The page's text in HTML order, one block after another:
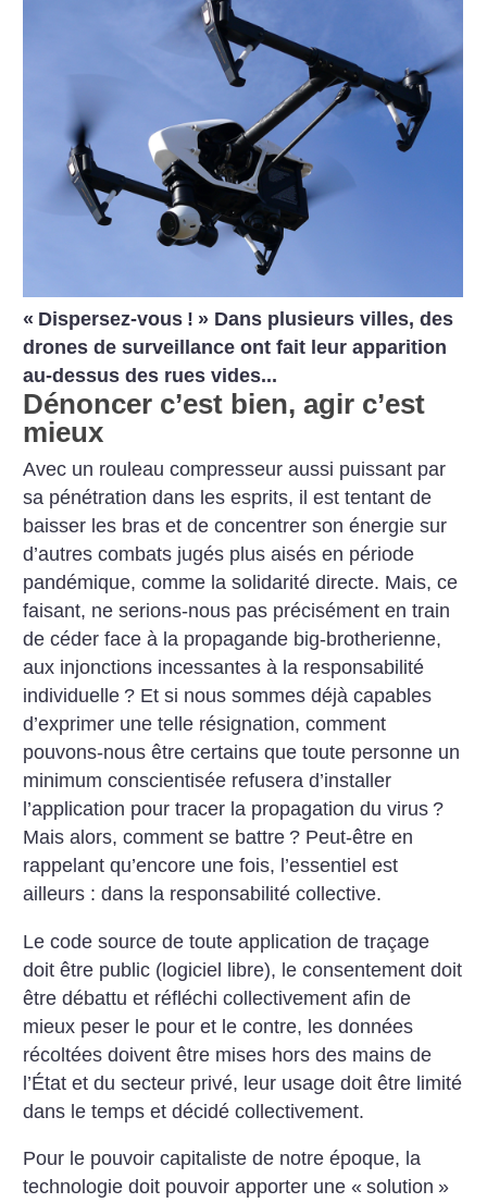
« Dispersez-vous ! » Dans plusieurs villes, des
drones de surveillance ont fait leur apparition
au-dessus des rues vides...
Dénoncer c’est bien, agir c’est
mieux
Avec un rouleau compresseur aussi puissant par
sa pénétration dans les esprits, il est tentant de
baisser les bras et de concentrer son énergie sur
d’autres combats jugés plus aisés en période
pandémique, comme la solidarité directe. Mais, ce
faisant, ne serions-nous pas précisément en train
de céder face à la propagande big-brotherienne,
aux injonctions incessantes à la responsabilité
individuelle ? Et si nous sommes déjà capables
d’exprimer une telle résignation, comment
pouvons-nous être certains que toute personne un
minimum conscientisée refusera d’installer
l’application pour tracer la propagation du virus ?
Mais alors, comment se battre ? Peut-être en
rappelant qu’encore une fois, l’essentiel est
ailleurs : dans la responsabilité collective.
Le code source de toute application de traçage
doit être public (logiciel libre), le consentement doit
être débattu et réfléchi collectivement afin de
mieux peser le pour et le contre, les données
récoltées doivent être mises hors des mains de
l’État et du secteur privé, leur usage doit être limité
dans le temps et décidé collectivement.
Pour le pouvoir capitaliste de notre époque, la
technologie doit pouvoir apporter une « solution »